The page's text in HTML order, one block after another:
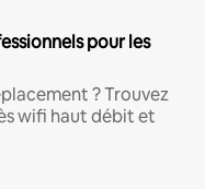
pour les
? Trouvez
wifi haut débit et